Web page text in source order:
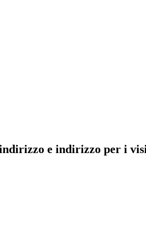
e indirizzo per i